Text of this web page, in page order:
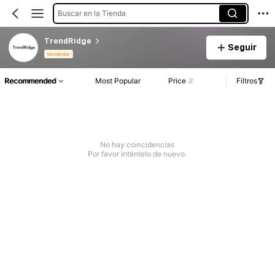
Buscar en la Tienda
TrendRidge
Vendedor
Seguir
Recommended Most Popular Price Filtros
No hay coincidencias
Por favor inténtelo de nuevo.